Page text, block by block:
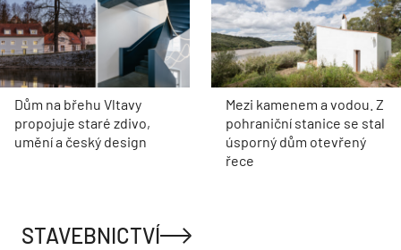
Dům na břehu Vltavy
propojuje staré zdivo,
umění a český design
Mezi kamenem a vodou. Z
pohraniční stanice se stal
úsporný dům otevřený
řece
STAVEBNICTVÍ